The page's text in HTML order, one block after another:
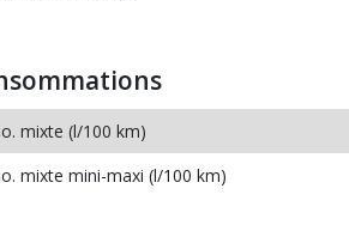
mixte (l/100 km)
mixte mini-maxi (l/100 km)